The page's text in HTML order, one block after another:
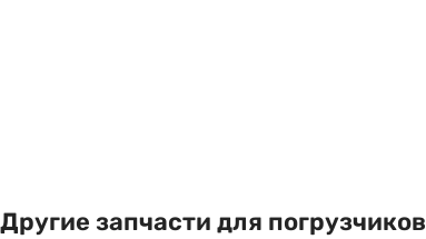
Другие запчасти для погрузчиков